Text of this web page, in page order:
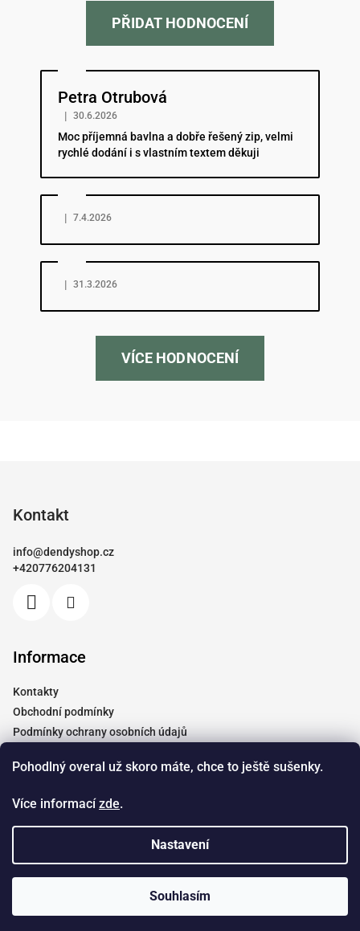
Pohodlný overal už skoro máte, chce to ještě sušenky.
Více informacízde.
Nastavení
Souhlasím
PŘIDAT HODNOCENÍ
Petra Otrubová
Hodnocení obchodu je 5 z 5 hvězdiček.
| 30.6.2026
Moc příjemná bavlna a dobře řešený zip, velmi
rychlé dodání i s vlastním textem děkuji
Hodnocení obchodu je 5 z 5 hvězdiček.
| 7.4.2026
Hodnocení obchodu je 5 z 5 hvězdiček.
| 31.3.2026
VÍCE HODNOCENÍ
Kontakt
info@dendyshop.cz
+420776204131
Informace
Kontakty
Obchodní podmínky
Podmínky ochrany osobních údajů
Moje objednávka
Doprava
Spolupráce
Vytvořil Shoptet & Štefan Mazáň